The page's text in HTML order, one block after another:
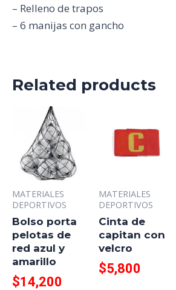
– Relleno de trapos
– 6 manijas con gancho
Related products
MATERIALES
DEPORTIVOS
Bolso porta
pelotas de
red azul y
amarillo
$14,200
MATERIALES
DEPORTIVOS
Cinta de
capitan con
velcro
$5,800